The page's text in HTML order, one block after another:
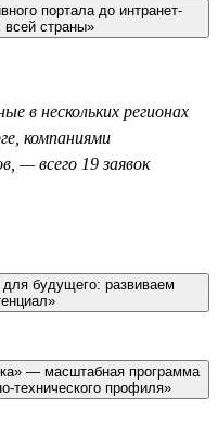
портала до интранет-
страны»
в нескольких регионах
компаниями
— всего 19 заявок
будущего: развиваем
— масштабная программа
технического профиля»